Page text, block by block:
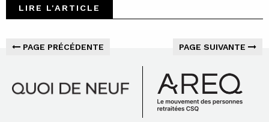
LIRE L'ARTICLE
PAGE PRÉCÉDENTE PAGE SUIVANTE